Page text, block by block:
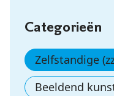
Categorieën
Zelfstandige
Beeldend